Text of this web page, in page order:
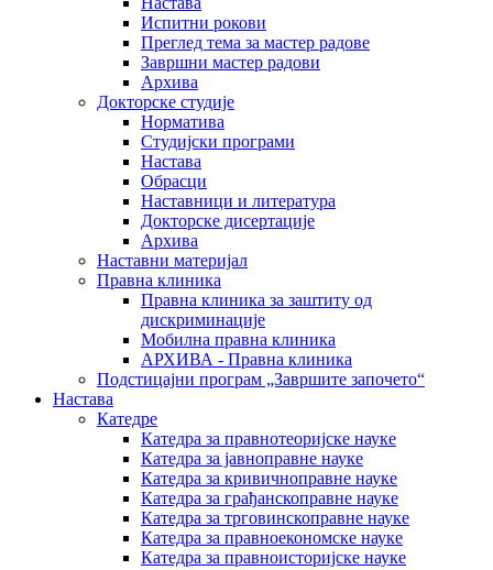
Испитни рокови
Преглед тема за мастер радове
Завршни мастер радови
Архива
Докторске студије
Норматива
Студијски програми
Настава
Обрасци
Наставници и литература
Докторске дисертације
Архива
Наставни материјал
Правна клиника
Правна клиника за заштиту од
дискриминације
Мобилна правна клиника
АРХИВА - Правна клиника
Подстицајни програм „Завршите започето“
Настава
Катедре
Катедра за правнотеоријске науке
Катедра за јавноправне науке
Катедра за кривичноправне науке
Катедра за грађанскоправне науке
Катедра за трговинскоправне науке
Катедра за правноекономске науке
Катедра за правноисторијске науке